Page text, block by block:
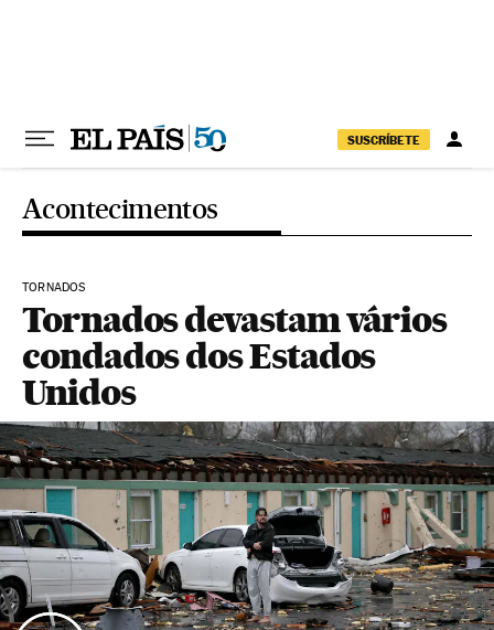
SUSCRÍBETE
Acontecimentos
TORNADOS
Tornados devastam vários
condados dos Estados
Unidos